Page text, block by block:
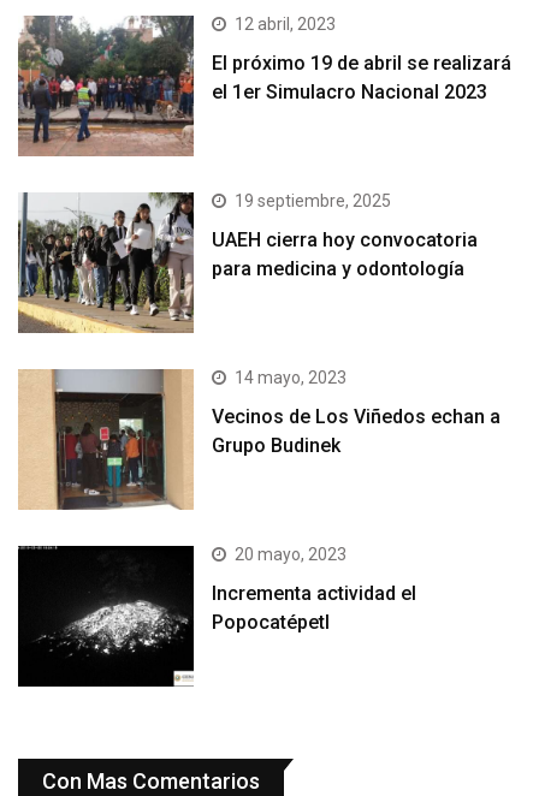
12 abril, 2023
El próximo 19 de abril se realizará
el 1er Simulacro Nacional 2023
19 septiembre, 2025
UAEH cierra hoy convocatoria
para medicina y odontología
14 mayo, 2023
Vecinos de Los Viñedos echan a
Grupo Budinek
20 mayo, 2023
Incrementa actividad el
Popocatépetl
Con Mas Comentarios